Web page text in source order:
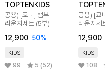
TOPTENKIDS
공용) [쿄니] 뱀부
라운지세트 (5부)
12,900 50%
KIDS
99 5 (52)
공용) [쿄
라운지세
12,900
KIDS
108